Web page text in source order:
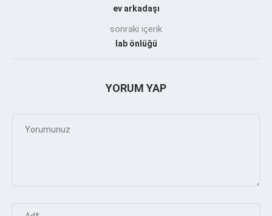
ev arkadaşı
sonraki içerik
lab önlüğü
YORUM YAP